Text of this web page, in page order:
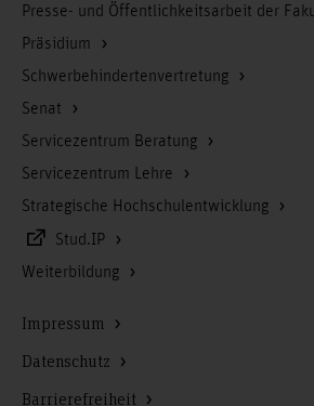
Presse- und Öffentlichkeitsarbeit der
Präsidium
Schwerbehindertenvertretung
Senat
Servicezentrum Beratung
Servicezentrum Lehre
Strategische Hochschulentwicklung
Stud.IP
Weiterbildung
Impressum
Datenschutz
Barrierefreiheit